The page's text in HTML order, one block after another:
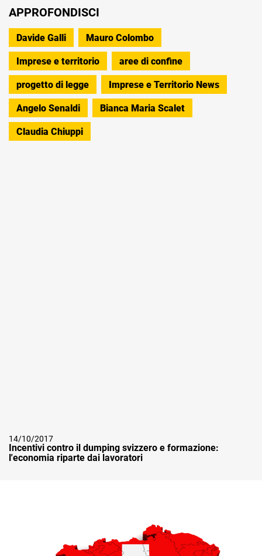
APPROFONDISCI
Davide Galli Mauro Colombo
Imprese e territorio aree di confine
progetto di legge Imprese e Territorio News
Angelo Senaldi Bianca Maria Scalet
Claudia Chiuppi
14/10/2017
Incentivi contro il dumping svizzero e formazione:
l'economia riparte dai lavoratori